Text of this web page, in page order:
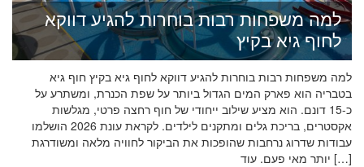
למה משפחות רבות בוחרות להגיע דווקא
לחוף גיא בקיץ
למה משפחות רבות בוחרות להגיע דווקא לחוף גיא בקיץ חוף גיא
בטבריה הוא פארק המים הגדול ביותר על שפת הכנרת, ומשתרע על
כ-15 דונם. הוא מציע שילוב ייחודי של חוף רחצה פרטי, מגלשות
אקסטרים, בריכת גלים ומתקנים לילדים. לקראת עונת 2026 הושלמו
עבודות שדרוג נרחבות שהופכות את הביקור לחוויה מלאה ומשודרגת
יותר מאי פעם. עוד […]